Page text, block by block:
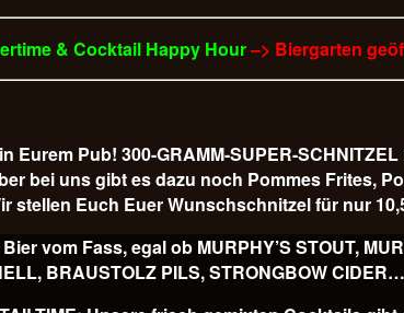
& Cocktail Happy Hour–> Biergarten
Eurem Pub! 300-GRAMM-SUPER-
bei uns gibt es dazu noch Pommes Frites,
stellen Euch Euer Wunschschnitzel für nur
vom Fass, egal ob MURPHY’S STOUT,
BRAUSTOLZ PILS, STRONGBOW